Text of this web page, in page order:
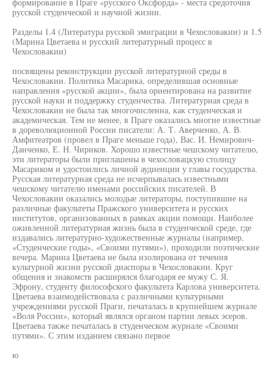
русской студенческой и научной жизни.
Разделы 1.4 (Литература русской эмиграции в Чехословакии) и 1.5
(Марина Цветаева и русский литературный процесс в
Чехословакии)
посвящены реконструкции русской литературной среды в
Чехословакии. Политика Масарика, определившая основные
направления «русской акции», была ориентирована на развитие
русской науки и поддержку студенчества. Литературная среда в
Чехословакии не была так многочисленна, как студенческая и
академическая. Тем не менее, в Праге оказались многие известные
в дореволюционной России писатели: А. Т. Аверченко, А. В.
Амфитеатров (провел в Праге меньше года), Вас. И. Немирович-
Данченко, Е. Н. Чириков. Хорошо известные чешскому читателю,
эти литераторы были приглашены в чехословацкую столицу
Масариком и удостоились личной аудиенции у главы государства.
Русская литературная среда не исчерпывалась известными
чешскому читателю именами российских писателей. В
Чехословакии оказались молодые литераторы, поступившие на
различные факультеты Пражского университета и русских
институтов, организованных в рамках акции помощи. Наиболее
оживленной литературная жизнь была в студенческой среде, где
издавались литературно-художественные журналы (например,
«Студенческие годы», «Своими путями»), проходили поэтические
вечера. Марина Цветаева не была изолирована от течения
культурной жизни русской диаспоры в Чехословакии. Круг
общения и знакомств расширялся благодаря ее мужу С. Я.
Эфрону, студенту философского факультета Карлова университета.
Цветаева взаимодействовала с различными культурными
учреждениями русской Праги, печаталась в крупнейшем журнале
«Воля России», который являлся органом партии левых эсеров.
Цветаева также печаталась в студенческом журнале «Своими
путями». С этим изданием связано первое
ю